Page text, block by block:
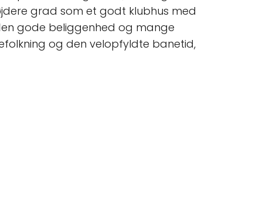
grad som et godt klubhus med
gode beliggenhed og mange
og den velopfyldte banetid,